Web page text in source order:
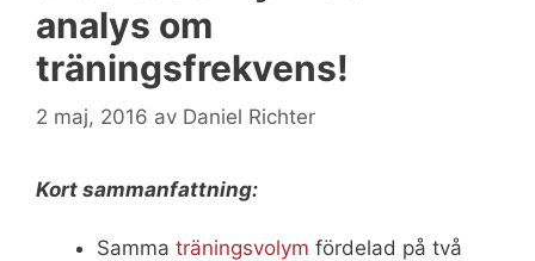
analys om
träningsfrekvens!
2 maj, 2016 av Daniel Richter
Kort sammanfattning:
Samma träningsvolym fördelad på två